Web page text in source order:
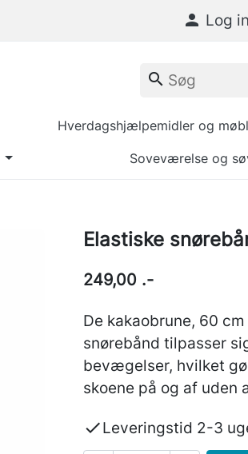
 Log
Hverdagshjælpemidler og
Soveværelse og
search
Elastiske
249,00 .-
De kakaobrune, 60
snørebånd tilpasser
bevægelser, hvilket
skoene på og af uden
Leveringstid 2-3